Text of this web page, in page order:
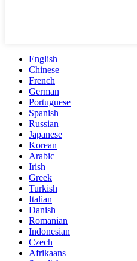
English
Chinese
French
German
Portuguese
Spanish
Russian
Japanese
Korean
Arabic
Irish
Greek
Turkish
Italian
Danish
Romanian
Indonesian
Czech
Afrikaans